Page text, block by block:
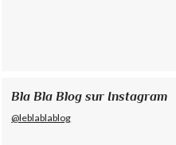
Bla Bla Blog sur Instagram
@leblablablog